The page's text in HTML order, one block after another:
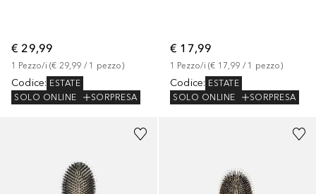
€ 29,99
1 Pezzo/i (€ 29,99 / 1 pezzo)
Codice: ESTATE
SOLO ONLINE
SORPRESA
€ 17,99
1 Pezzo/i (€ 17,99 / 1 pezzo)
Codice: ESTATE
SOLO ONLINE
SORPRESA